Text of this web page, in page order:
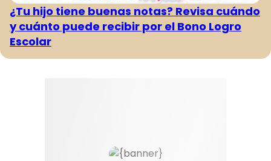
¿Tu hijo tiene buenas notas? Revisa cuándo
y cuánto puede recibir por el Bono Logro
Escolar